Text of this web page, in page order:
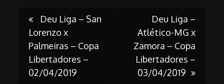
Post
navigation
Deu Liga – San
Lorenzo x
Palmeiras – Copa
Libertadores –
02/04/2019
Deu Liga –
Atlético-MG x
Zamora – Copa
Libertadores –
03/04/2019